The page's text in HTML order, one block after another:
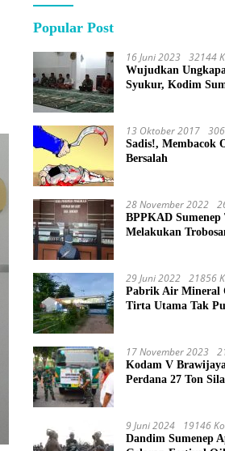
Popular Post
16 Juni 2023 32144
Wujudkan
Syukur, Kodim
13 Oktober 2017
Sadis!, Membacok
Bersalah
28 November 2022
BPPKAD Sumenep
Melakukan
29 Juni 2022 21856
Pabrik Air Mineral
Tirta Utama Tak
17 November 2023
Kodam V
Perdana 27 Ton
9 Juni 2024 19146
Dandim Sumenep